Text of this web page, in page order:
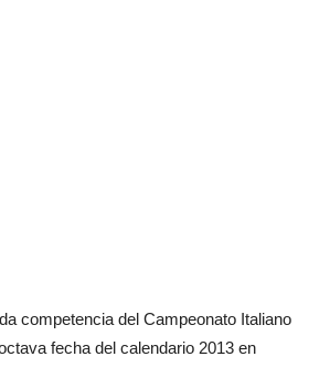
competencia del Campeonato Italiano
fecha del calendario 2013 en